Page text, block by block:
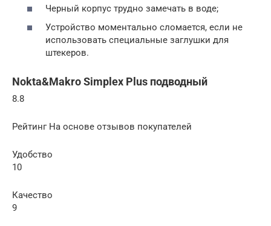
Черный корпус трудно замечать в воде;
Устройство моментально сломается, если не
использовать специальные заглушки для
штекеров.
Nokta&Makro Simplex Plus подводный
8.8
Рейтинг На основе отзывов покупателей
Удобство
10
Качество
9